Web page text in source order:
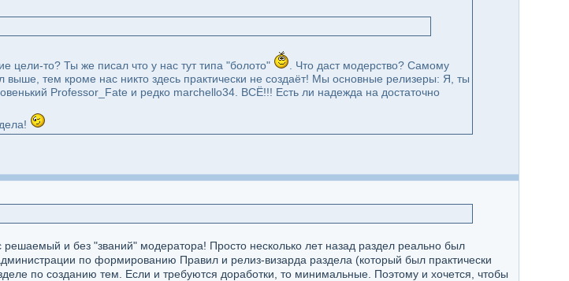
цели-то? Ты же писал что у нас тут типа "болото"
. Что даст модерство? Самому
выше, тем кроме нас никто здесь практически не создаёт! Мы основные релизеры: Я, ты
Professor_Fate и редко marchello34. ВСЁ!!! Есть ли надежда на достаточно
и без "званий" модератора! Просто несколько лет назад раздел реально был
по формированию Правил и релиз-визарда раздела (который был практически
по созданию тем. Если и требуются доработки, то минимальные. Поэтому и хочется, чтобы